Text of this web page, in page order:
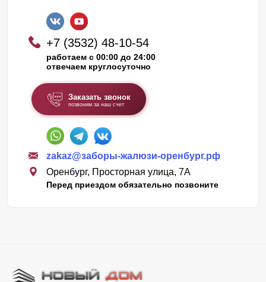
+7 (3532) 48-10-54
работаем с 00:00 до 24:00
отвечаем круглосуточно
Заказать звонок
позвоним за наш счет
zakaz@заборы-жалюзи-оренбург.рф
Оренбург, Просторная улица, 7А
Перед приездом обязательно позвоните